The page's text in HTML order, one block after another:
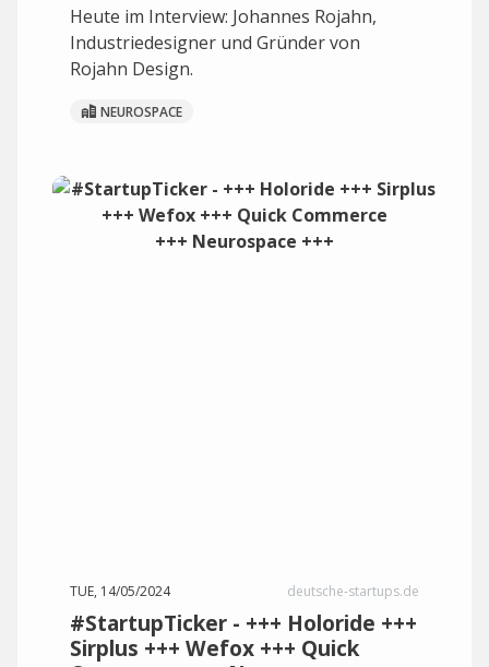
Heute im Interview: Johannes Rojahn,
Industriedesigner und Gründer von
Rojahn Design.
NEUROSPACE
TUE, 14/05/2024 deutsche-startups.de
#StartupTicker - +++ Holoride +++
Sirplus +++ Wefox +++ Quick